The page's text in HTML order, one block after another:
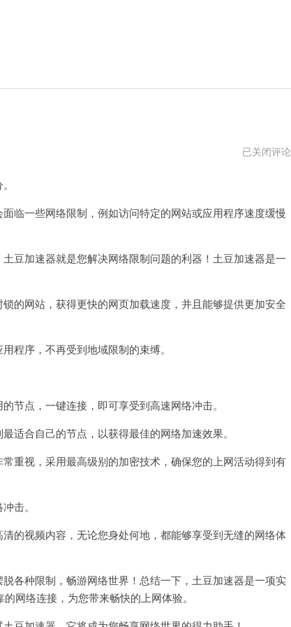
土
2024
已关闭评论
一些网络限制，例如访问特定的网站或应用程序速度缓慢
加速器就是您解决网络限制问题的利器！土豆加速器是一
网站，获得更快的网页加载速度，并且能够提供更加安全
序，不再受到地域限制的束缚。
点，一键连接，即可享受到高速网络冲击。
合自己的节点，以获得最佳的网络加速效果。
视，采用最高级别的加密技术，确保您的上网活动得到有
击。
视频内容，无论您身处何地，都能够享受到无缝的网络体
种限制，畅游网络世界！总结一下，土豆加速器是一项实
网络连接，为您带来畅快的上网体验。